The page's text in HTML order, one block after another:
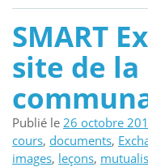
SMART
site de la
Publié le 26 octobre
cours, documents,
images, leçons,